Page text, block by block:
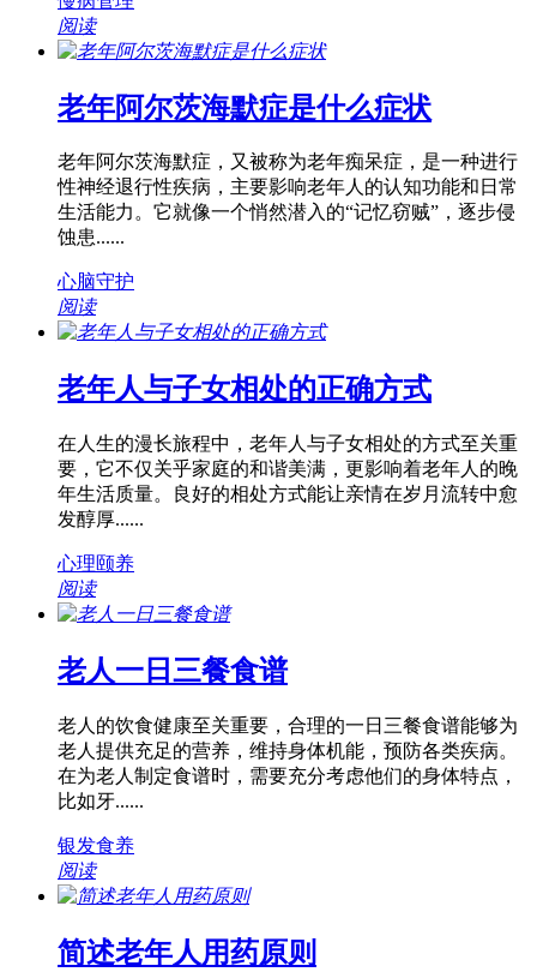
阅读
老年阿尔茨海默症是什么症状
老年阿尔茨海默症，又被称为老年痴呆症，是一种进行
性神经退行性疾病，主要影响老年人的认知功能和日常
生活能力。它就像一个悄然潜入的“记忆窃贼”，逐步侵
蚀患......
心脑守护
阅读
老年人与子女相处的正确方式
在人生的漫长旅程中，老年人与子女相处的方式至关重
要，它不仅关乎家庭的和谐美满，更影响着老年人的晚
年生活质量。良好的相处方式能让亲情在岁月流转中愈
发醇厚......
心理颐养
阅读
老人一日三餐食谱
老人的饮食健康至关重要，合理的一日三餐食谱能够为
老人提供充足的营养，维持身体机能，预防各类疾病。
在为老人制定食谱时，需要充分考虑他们的身体特点，
比如牙......
银发食养
阅读
简述老年人用药原则